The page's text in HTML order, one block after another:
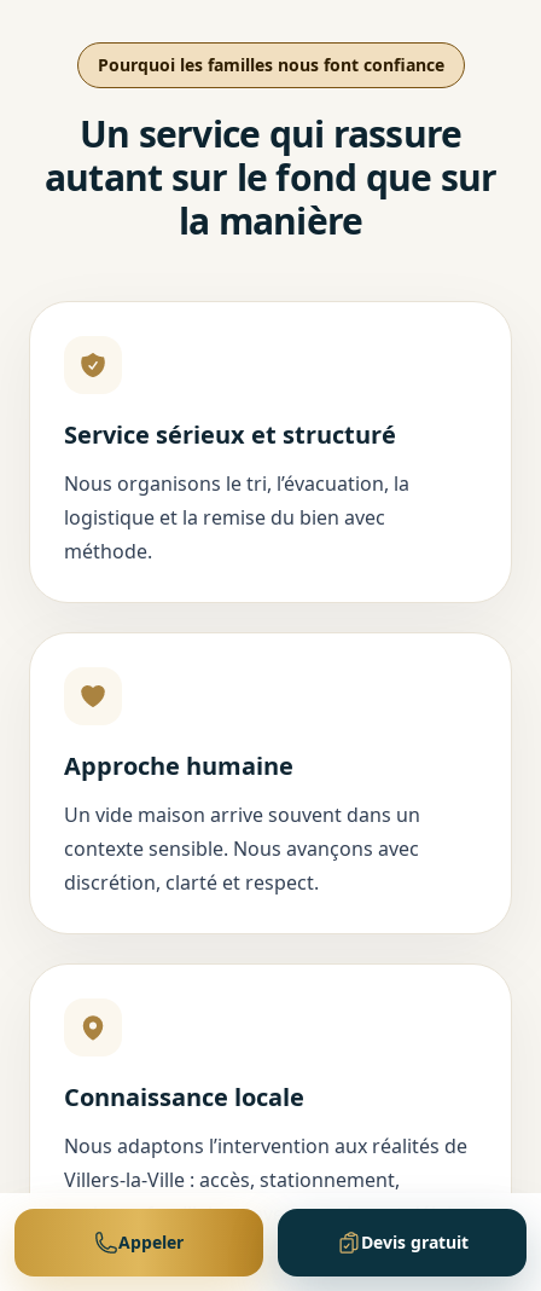
Pourquoi les familles nous font confiance
Un service qui rassure
autant sur le fond que sur
la manière
Service sérieux et structuré
Nous organisons le tri, l’évacuation, la
logistique et la remise du bien avec
méthode.
Approche humaine
Un vide maison arrive souvent dans un
contexte sensible. Nous avançons avec
discrétion, clarté et respect.
Connaissance locale
Nous adaptons l’intervention aux réalités de
Villers-la-Ville : accès, stationnement,
maisons familiales, caves, greniers et délais.
Appeler Devis gratuit